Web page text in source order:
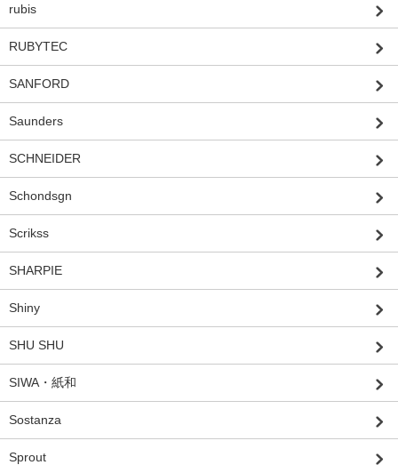
rubis
RUBYTEC
SANFORD
Saunders
SCHNEIDER
Schondsgn
Scrikss
SHARPIE
Shiny
SHU SHU
SIWA・紙和
Sostanza
Sprout